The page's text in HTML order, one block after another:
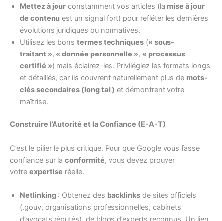
Mettez à jour constamment vos articles (la mise à jour
de contenu est un signal fort) pour refléter les dernières
évolutions juridiques ou normatives.
Utilisez les bons termes techniques (« sous-
traitant », « donnée personnelle », « processus
certifié ») mais éclairez-les. Privilégiez les formats longs
et détaillés, car ils couvrent naturellement plus de mots-
clés secondaires (long tail) et démontrent votre
maîtrise.
Construire l’Autorité et la Confiance (E-A-T)
C’est le pilier le plus critique. Pour que Google vous fasse
confiance sur la conformité, vous devez prouver
votre expertise réelle.
Netlinking : Obtenez des backlinks de sites officiels
(.gouv, organisations professionnelles, cabinets
d’avocats réputés), de blogs d’experts reconnus. Un lien